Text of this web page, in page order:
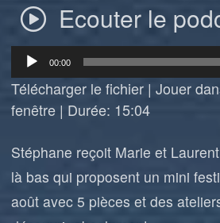
Ecouter le
Lecteur
audio
00:00
Télécharger le fichier |Jouer
fenêtre | Durée: 15:04
Stéphane reçoit Marie et
là bas qui proposent un mini
août avec 5 pièces et des